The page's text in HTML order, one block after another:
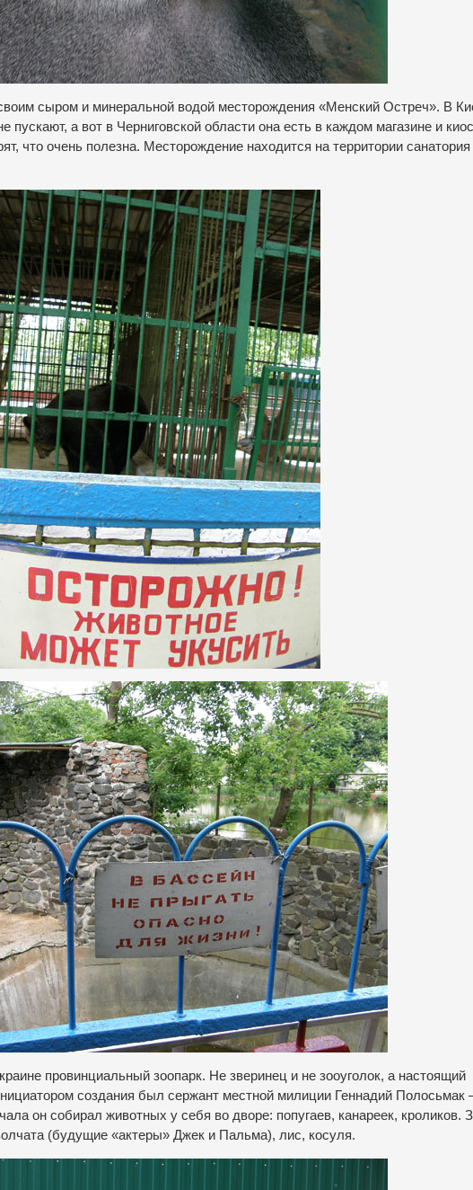
сыром и минеральной водой месторождения «Менский Остреч». В
а вот в Черниговской области она есть в каждом магазине и
что очень полезна. Месторождение находится на территории санатория
провинциальный зоопарк. Не зверинец и не зооуголок, а настоящий
создания был сержант местной милиции Геннадий
он собирал животных у себя во дворе: попугаев, канареек, кроликов.
(будущие «актеры» Джек и Пальма), лис, косуля.